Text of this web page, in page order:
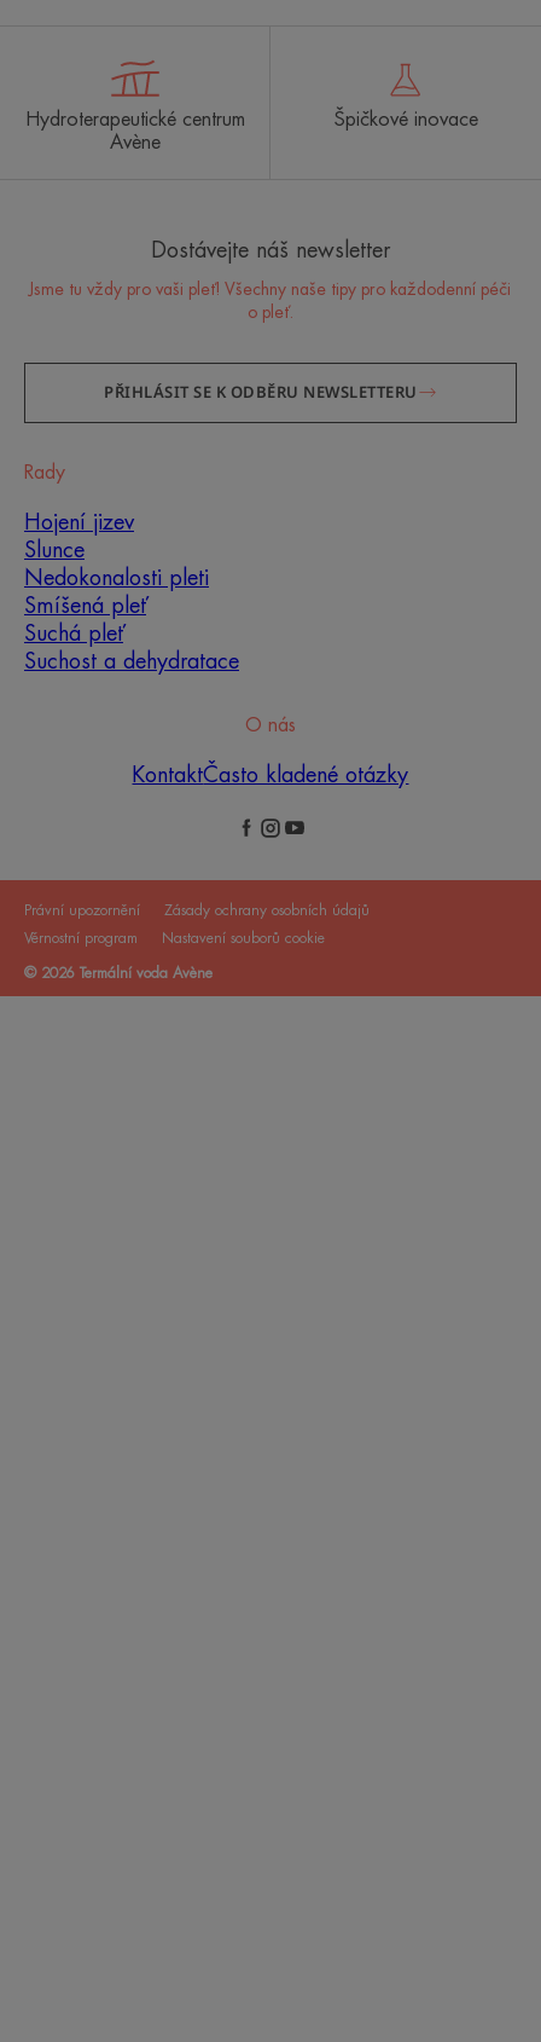
Hydroterapeutické centrum
Avène
Špičkové inovace
Dostávejte náš newsletter
Jsme tu vždy pro vaši pleť! Všechny naše tipy pro každodenní péči
o pleť.
PŘIHLÁSIT SE K ODBĚRU NEWSLETTERU
Rady
Hojení jizev
Slunce
Nedokonalosti pleti
Smíšená pleť
Suchá pleť
Suchost a dehydratace
O nás
KontaktČasto kladené otázky
Právní upozornění
Zásady ochrany osobních údajů
Věrnostní program
Nastavení souborů cookie
© 2026 Termální voda Avène